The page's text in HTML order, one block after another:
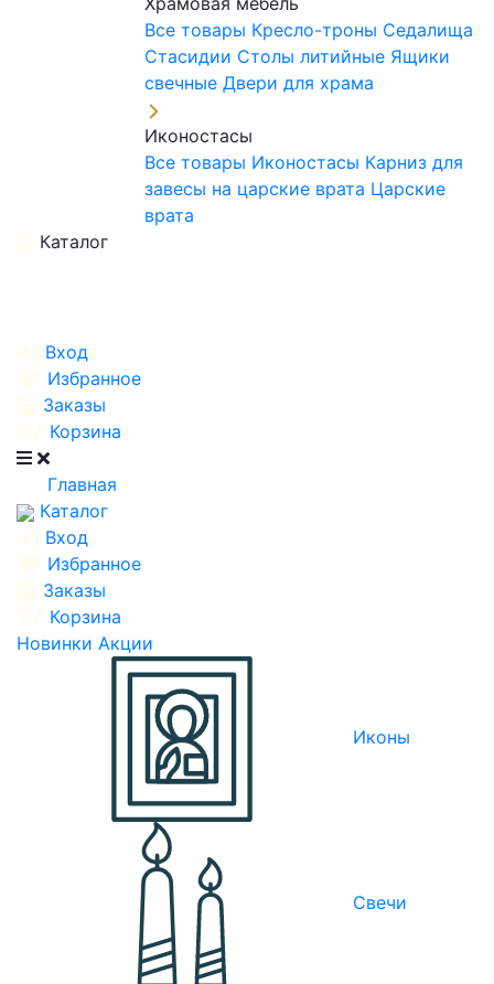
Все товары Кресло-троны Седалища
Стасидии Столы литийные Ящики
свечные Двери для храма
Иконостасы
Все товары Иконостасы Карниз для
завесы на царские врата Царские
врата
Каталог
Вход
Избранное
Заказы
Корзина
Главная
Каталог
Вход
Избранное
Заказы
Корзина
Новинки Акции
Иконы
Свечи